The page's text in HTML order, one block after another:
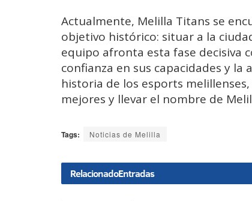
Actualmente, Melilla Titans se
objetivo histórico: situar a la
equipo afronta esta fase decisiva
confianza en sus capacidades y
historia de los esports
mejores y llevar el nombre de
Tags: Noticias de Melilla
RelacionadoEntradas